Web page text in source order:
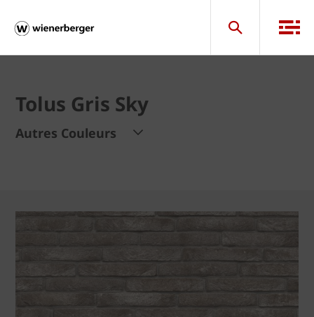
Tolus Gris Sky
Autres Couleurs